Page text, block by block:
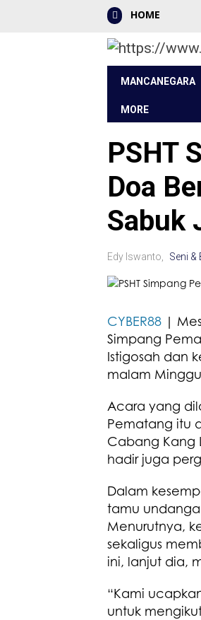
HOME
MANCANEGARA
MORE
PSHT
Doa
Sabuk
Edy Iswanto, Seni &
CYBER88 |
Simpang
Istigosah dan
malam
Acara yang
Pematang itu
Cabang Kang
hadir juga
Dalam
tamu
Menurutnya,
sekaligus
ini, lanjut dia,
“Kami
untuk